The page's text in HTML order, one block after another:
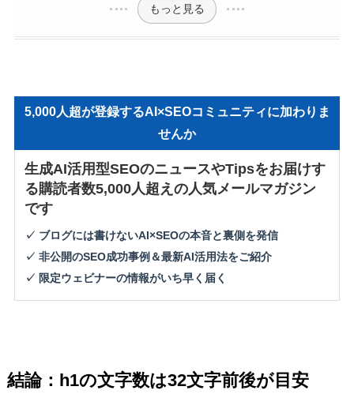
もっと見る
5,000人超が登録するAI×SEOコミュニティに加わりま
せんか
生成AI活用型SEOのニュースやTipsをお届けす
る購読者数5,000人超えの人気メールマガジン
です
✓ ブログには書けないAI×SEOの本音と裏側を発信
✓ 非公開のSEO成功事例＆最新AI活用法をご紹介
✓ 限定ウェビナーの情報がいち早く届く
結論：h1の文字数は32文字前後が目安